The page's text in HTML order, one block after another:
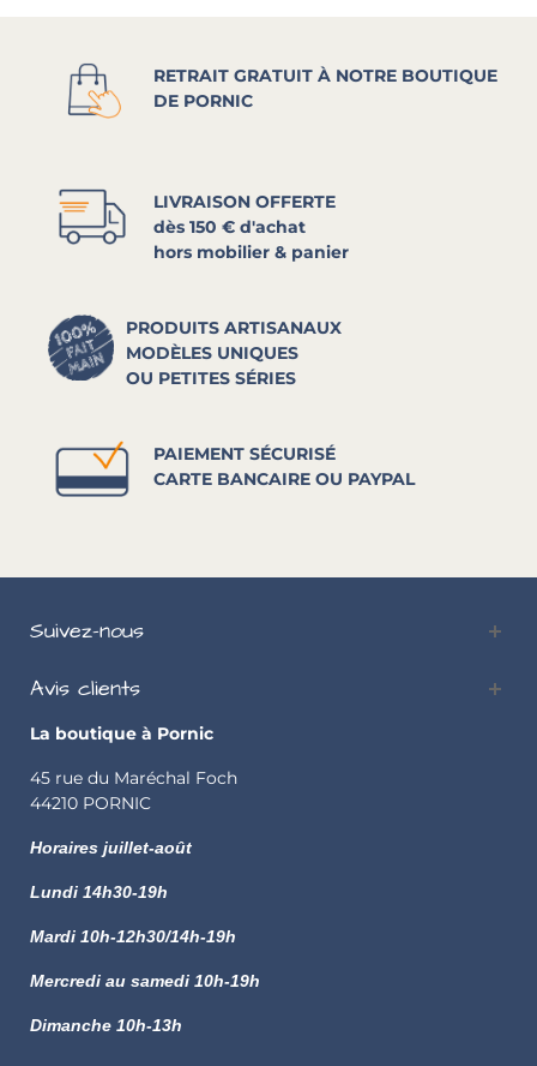
RETRAIT GRATUIT À NOTRE BOUTIQUE
DE PORNIC
LIVRAISON OFFERTE
dès 150 € d'achat
hors mobilier & panier
PRODUITS ARTISANAUX
MODÈLES UNIQUES
OU PETITES SÉRIES
PAIEMENT SÉCURISÉ
CARTE BANCAIRE OU PAYPAL
Suivez-nous
Avis clients
La boutique à Pornic
45 rue du Maréchal Foch
44210 PORNIC
Horaires juillet-août
Lundi 14h30-19h
Mardi 10h-12h30/14h-19h
Mercredi au samedi 10h-19h
Dimanche 10h-13h